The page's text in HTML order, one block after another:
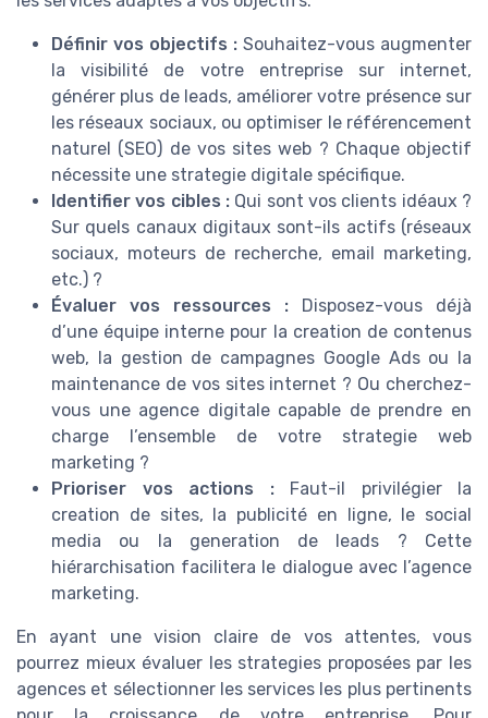
Définir vos objectifs : Souhaitez-vous augmenter
la visibilité de votre entreprise sur internet,
générer plus de leads, améliorer votre présence sur
les réseaux sociaux, ou optimiser le référencement
naturel (SEO) de vos sites web ? Chaque objectif
nécessite une strategie digitale spécifique.
Identifier vos cibles : Qui sont vos clients idéaux ?
Sur quels canaux digitaux sont-ils actifs (réseaux
sociaux, moteurs de recherche, email marketing,
etc.) ?
Évaluer vos ressources : Disposez-vous déjà
d’une équipe interne pour la creation de contenus
web, la gestion de campagnes Google Ads ou la
maintenance de vos sites internet ? Ou cherchez-
vous une agence digitale capable de prendre en
charge l’ensemble de votre strategie web
marketing ?
Prioriser vos actions :Faut-il privilégier la
creation de sites, la publicité en ligne, le social
media ou la generation de leads ? Cette
hiérarchisation facilitera le dialogue avec l’agence
marketing.
En ayant une vision claire de vos attentes, vous
pourrez mieux évaluer les strategies proposées par les
agences et sélectionner les services les plus pertinents